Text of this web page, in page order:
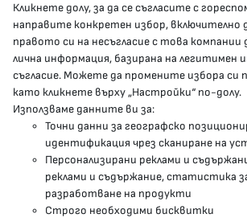
МЗ В СОЦИАЛНИТЕ МРЕЖИ
Facebook страница
Instragram профил
YouTube канал
Threads профил
Кликнете долу, за да се съгласите с
направите конкретен избор, включително
правото си на несъгласие с това
лична информация, базирана на легитимен
съгласие. Можете да промените избора си
като кликнете върху „Настройки“ по-долу.
Използваме данните ви за:
Точни данни за географско
идентификация чрез сканиране на
Персонализирани реклами и
реклами и съдържание, статистика
разработване на продукти
Строго необходими бисквитки